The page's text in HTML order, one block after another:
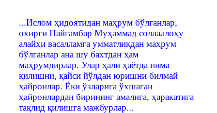
...Ислом ҳидоятидан маҳрум бўлганлар,
охирги Пайғамбар Муҳаммад соллаллоҳу
алайҳи васалламга умматликдан маҳрум
бўлганлар ана шу бахтдан ҳам
маҳрумдирлар. Улар ҳали ҳаётда нима
қилишни, қайси йўлдан юришни билмай
ҳайронлар. Ёки ўзларига ўхшаган
ҳайронлардан бирининг амалига, ҳаракатига
тақлид қилишга мажбурлар...